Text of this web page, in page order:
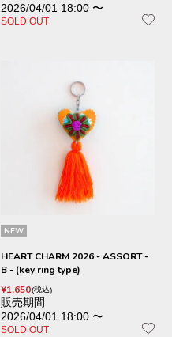
2026/04/01 18:00 〜
SOLD OUT
NEW
HEART CHARM 2026 - ASSORT -
B - (key ring type)
¥1,650 税込
販売期間
2026/04/01 18:00 〜
SOLD OUT